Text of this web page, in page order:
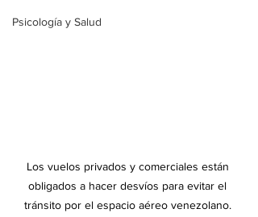
Psicología y Salud
Los vuelos privados y comerciales están
obligados a hacer desvíos para evitar el
tránsito por el espacio aéreo venezolano.